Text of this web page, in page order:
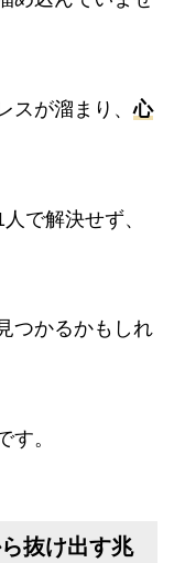
スが溜まり、心
で解決せず、
つかるかもしれ
す。
抜け出す兆